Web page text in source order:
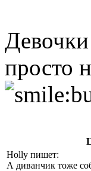
просто
Holly пишет:
А диванчик тоже